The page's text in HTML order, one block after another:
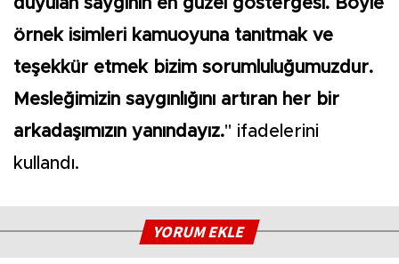
duyulan saygının en güzel göstergesi. Böyle
örnek isimleri kamuoyuna tanıtmak ve
teşekkür etmek bizim sorumluluğumuzdur.
Mesleğimizin saygınlığını artıran her bir
arkadaşımızın yanındayız." ifadelerini
kullandı.
YORUM EKLE